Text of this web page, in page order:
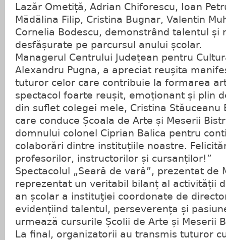
Lazăr Ometiță, Adrian Chiforescu, Ioan
Mădălina Filip, Cristina Bugnar, Valentin
Cornelia Bodescu, demonstrând talentul și
desfășurate pe parcursul anului școlar.
Managerul Centrului Județean pentru
Alexandru Pugna, a apreciat reușita
tuturor celor care contribuie la formarea
spectacol foarte reușit, emoționant și plin
din suflet colegei mele, Cristina Stăuceanu
care conduce Școala de Arte și Meserii
domnului colonel Ciprian Balica pentru
colaborări dintre instituțiile noastre.
profesorilor, instructorilor și cursanților!”
Spectacolul „Seară de vară”, prezentat de
reprezentat un veritabil bilanț al activității
an școlar a instituţiei coordonate de
evidențiind talentul, perseverența și
urmează cursurile Școlii de Arte și Meserii
La final, organizatorii au transmis tuturor